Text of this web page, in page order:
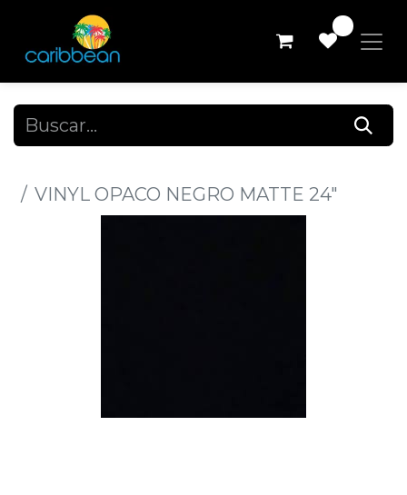
VINYL OPACO NEGRO MATTE 24"